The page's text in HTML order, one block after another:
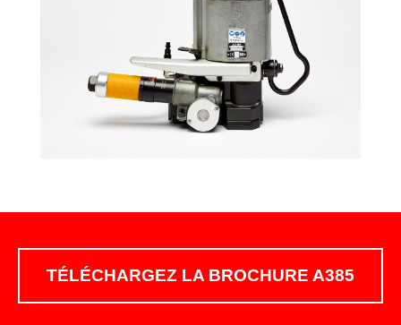
TÉLÉCHARGEZ LA BROCHURE A385